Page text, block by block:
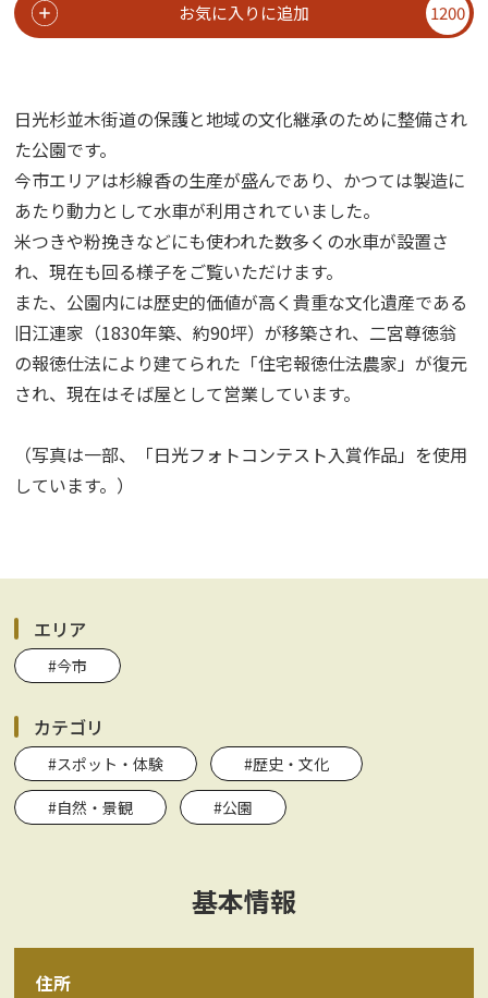
お気に入りに追加 1200
日光杉並木街道の保護と地域の文化継承のために整備され
た公園です。
今市エリアは杉線香の生産が盛んであり、かつては製造に
あたり動力として水車が利用されていました。
米つきや粉挽きなどにも使われた数多くの水車が設置さ
れ、現在も回る様子をご覧いただけます。
また、公園内には歴史的価値が高く貴重な文化遺産である
旧江連家（1830年築、約90坪）が移築され、二宮尊徳翁
の報徳仕法により建てられた「住宅報徳仕法農家」が復元
され、現在はそば屋として営業しています。
（写真は一部、「日光フォトコンテスト入賞作品」を使用
しています。）
エリア
#今市
カテゴリ
#スポット・体験
#歴史・文化
#自然・景観
#公園
基本情報
住所